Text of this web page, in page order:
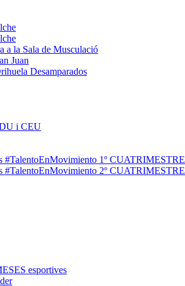
a la Sala de Musculació
Juan
Desamparados
i CEU
#TalentoEnMovimiento 1º CUATRIMESTRE
#TalentoEnMovimiento 2º CUATRIMESTRE
esportives